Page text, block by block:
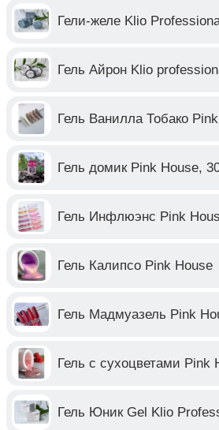
Гели-желе Klio
Гель Айрон Klio
Гель Ванилла Тобако
Гель домик Pink House,
Гель Инфлюэнс Pink
Гель Калипсо Pink House
Гель Мадмуазель Pink
Гель с сухоцветами Pink
Гель Юник Gel Klio